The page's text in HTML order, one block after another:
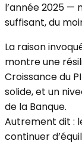
l’année 2025 —
suffisant, du
La raison
montre une
Croissance du
solide, et un
de la Banque.
Autrement dit :
continuer